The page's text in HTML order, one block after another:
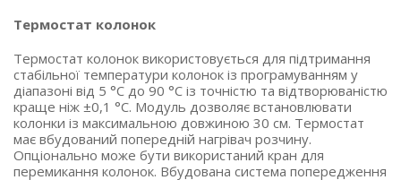
Термостат колонок
Термостат колонок використовується для підтримання
стабільної температури колонок із програмуванням у
діапазоні від 5 °C до 90 °C із точністю та відтворюваністю
краще ніж ±0,1 °C. Модуль дозволяє встановлювати
колонки із максимальною довжиною 30 см. Термостат
має вбудований попередній нагрівач розчину.
Опціонально може бути використаний кран для
перемикання колонок. Вбудована система попередження